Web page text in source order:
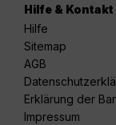
Hilfe & Kontakt
Hilfe
Sitemap
AGB
Erklärung der
Impressum